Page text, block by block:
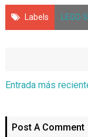
Labels
Entrada más
Post A Comment